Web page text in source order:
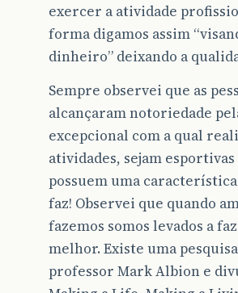
exercer a atividade
forma digamos assim
dinheiro” deixando a
Sempre observei que as
alcançaram notoriedade
excepcional com a qual
atividades, sejam
possuem uma
faz! Observei que quando
fazemos somos levados a
melhor. Existe uma
professor Mark Albion e